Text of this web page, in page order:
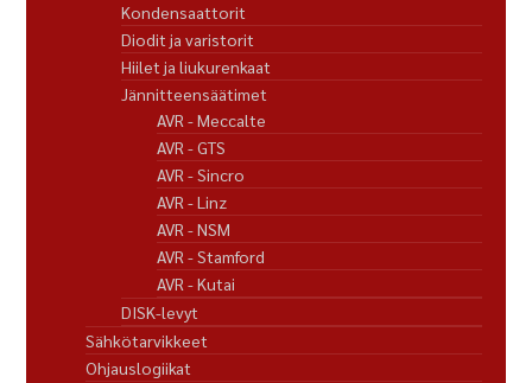
Kondensaattorit
Diodit ja varistorit
Hiilet ja liukurenkaat
Jännitteensäätimet
AVR - Meccalte
AVR - GTS
AVR - Sincro
AVR - Linz
AVR - NSM
AVR - Stamford
AVR - Kutai
DISK-levyt
Sähkötarvikkeet
Ohjauslogiikat